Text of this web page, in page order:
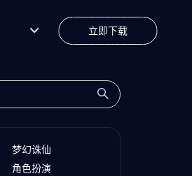
立即下载
梦幻诛仙
角色扮演